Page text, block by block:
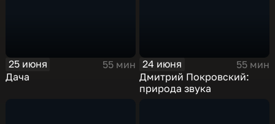
25 июня
55 мин
Дача
24 июня
55 мин
Дмитрий Покровский:
природа звука